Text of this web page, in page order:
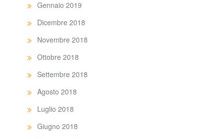
Gennaio 2019
Dicembre 2018
Novembre 2018
Ottobre 2018
Settembre 2018
Agosto 2018
Luglio 2018
Giugno 2018